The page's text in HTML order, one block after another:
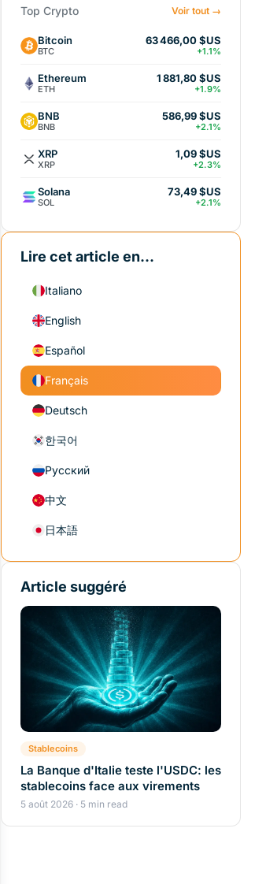
Top Crypto Voir tout →
Bitcoin
BTC
63 466,00 $US
+1.1%
Ethereum
ETH
1 881,80 $US
+1.9%
BNB
BNB
586,99 $US
+2.1%
XRP
XRP
1,09 $US
+2.3%
Solana
SOL
73,49 $US
+2.1%
Lire cet article en...
Italiano
English
Español
Français
Deutsch
한국어
Русский
中文
日本語
Article suggéré
Stablecoins
La Banque d'Italie teste l'USDC: les
stablecoins face aux virements
5 août 2026 · 5 min read